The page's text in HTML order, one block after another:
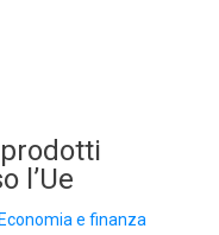
l’Ue
Economia e finanza